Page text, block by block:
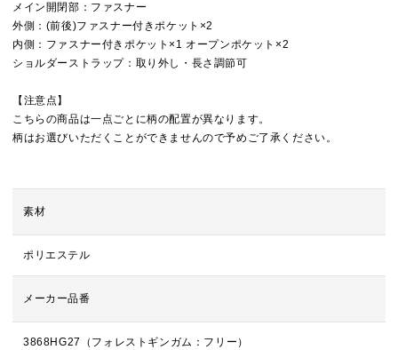
メイン開閉部：ファスナー
外側：(前後)ファスナー付きポケット×2
内側：ファスナー付きポケット×1 オープンポケット×2
ショルダーストラップ：取り外し・長さ調節可
【注意点】
こちらの商品は一点ごとに柄の配置が異なります。
柄はお選びいただくことができませんので予めご了承ください。
素材
ポリエステル
メーカー品番
3868HG27（フォレストギンガム：フリー）